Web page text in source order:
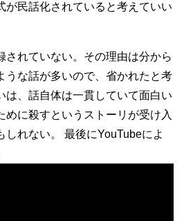
が民話化されていると考えていい
されていない。その理由は分から
うな話が多いので、省かれたと考
は、話自体は一貫していて面白い
めに殺すというストーリが受け入
しれない。 最後にYouTubeによ